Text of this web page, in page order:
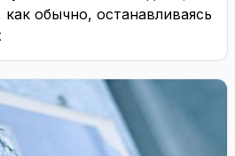
обычно, останавливаясь